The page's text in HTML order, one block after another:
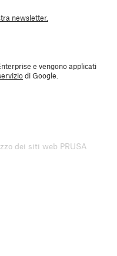
newsletter.
e vengono applicati
di Google.
dei siti web PRUSA